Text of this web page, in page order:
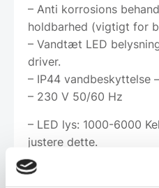
– Anti korrosions
holdbarhed (vigtigt for
– Vandtæt LED
driver.
– IP44 vandbeskyttelse
– 230 V 50/60 Hz
– LED lys: 1000-6000
justere dette.
– 60 LED pære pr. M. / 5